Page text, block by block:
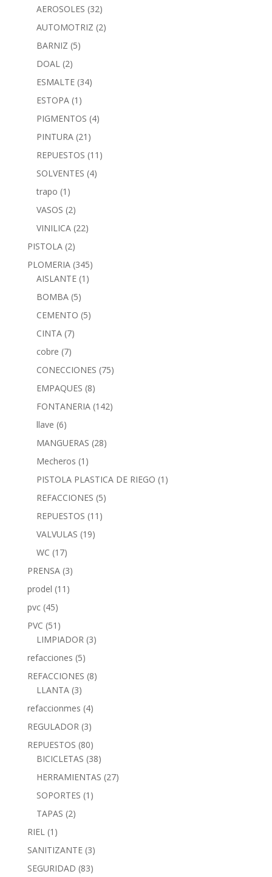
AEROSOLES (32)
AUTOMOTRIZ (2)
BARNIZ (5)
DOAL (2)
ESMALTE (34)
ESTOPA (1)
PIGMENTOS (4)
PINTURA (21)
REPUESTOS (11)
SOLVENTES (4)
trapo (1)
VASOS (2)
VINILICA (22)
PISTOLA (2)
PLOMERIA (345)
AISLANTE (1)
BOMBA (5)
CEMENTO (5)
CINTA (7)
cobre (7)
CONECCIONES (75)
EMPAQUES (8)
FONTANERIA (142)
llave (6)
MANGUERAS (28)
Mecheros (1)
PISTOLA PLASTICA DE RIEGO (1)
REFACCIONES (5)
REPUESTOS (11)
VALVULAS (19)
WC (17)
PRENSA (3)
prodel (11)
pvc (45)
PVC (51)
LIMPIADOR (3)
refacciones (5)
REFACCIONES (8)
LLANTA (3)
refaccionmes (4)
REGULADOR (3)
REPUESTOS (80)
BICICLETAS (38)
HERRAMIENTAS (27)
SOPORTES (1)
TAPAS (2)
RIEL (1)
SANITIZANTE (3)
SEGURIDAD (83)